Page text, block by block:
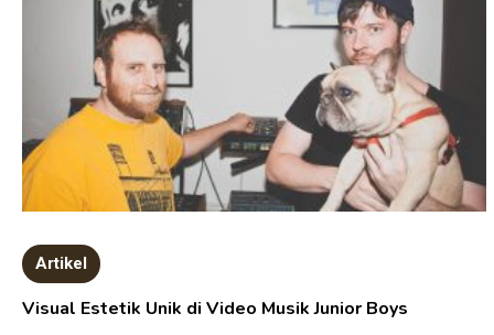
Artikel
Visual Estetik Unik di Video Musik Junior Boys